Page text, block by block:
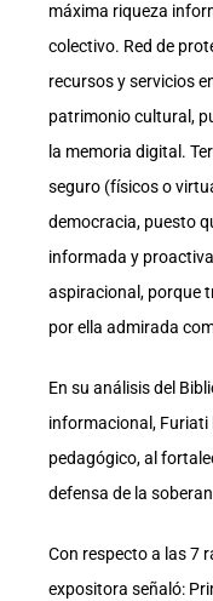
máxima riqueza
colectivo. Red de
recursos y servicios
patrimonio cultural,
la memoria digital.
seguro (físicos o
democracia, puesto
informada y
aspiracional, porque
por ella admirada
En su análisis del
informacional, Furiati
pedagógico, al
defensa de la
Con respecto a las 7
expositora señaló: